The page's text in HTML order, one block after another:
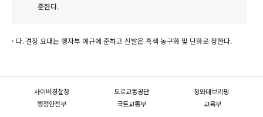
준한다.
다.견장 요대는 행자부 예규에 준하고 신발은 흑색 농구화 및 단화로 정한다.
사이버경찰청 도로교통공단
청와대브리핑
행정안전부
국토교통부 교육부